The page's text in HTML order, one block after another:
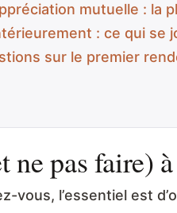
mutuelle : la
: ce qui se
sur le premier
ne pas faire)
vous, l’essentiel est